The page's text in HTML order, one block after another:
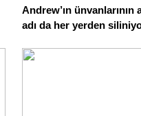
Andrew’ın ünvanlarının
adı da her yerden